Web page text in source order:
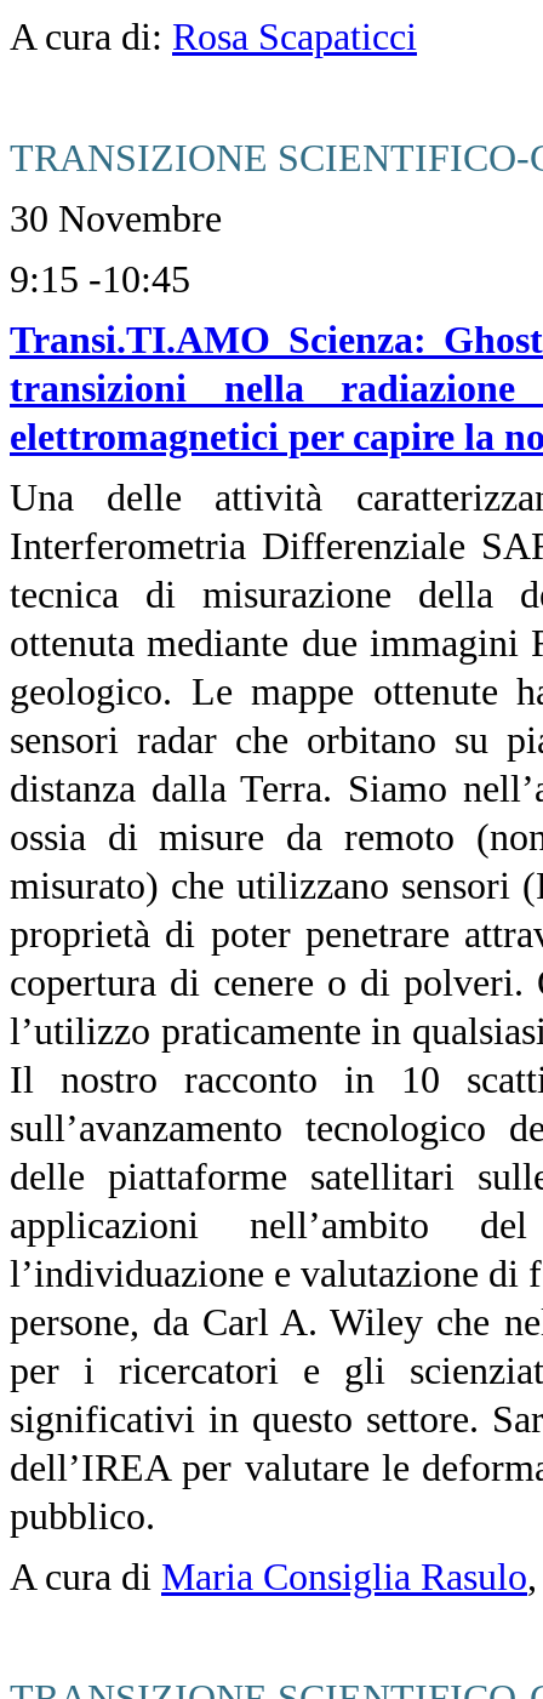
A cura di: Rosa Scapaticci
TRANSIZIONE
30 Novembre
9:15 -10:45
Transi.TI.AMO Scienza:
transizioni nella radiazione
elettromagnetici per capire la
Una delle attività
Interferometria Differenziale
tecnica di misurazione della
ottenuta mediante due
geologico. Le mappe ottenute
sensori radar che orbitano su
distanza dalla Terra. Siamo
ossia di misure da remoto
misurato) che utilizzano sensori
proprietà di poter penetrare
copertura di cenere o di polveri.
l’utilizzo praticamente in
Il nostro racconto in 10
sull’avanzamento tecnologico
delle piattaforme satellitari
applicazioni nell’ambito
l’individuazione e valutazione di
persone, da Carl A. Wiley che
per i ricercatori e gli
significativi in questo settore.
dell’IREA per valutare le
pubblico.
A cura di Maria Consiglia Rasulo,